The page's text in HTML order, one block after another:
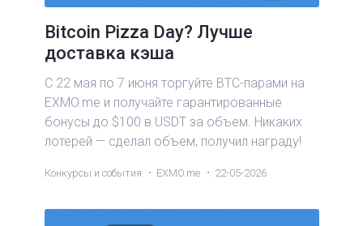
Bitcoin Pizza Day? Лучше
доставка кэша
С 22 мая по 7 июня торгуйте BTC-парами на
EXMO.me и получайте гарантированные
бонусы до $100 в USDT за объем. Никаких
лотерей — сделал объем, получил награду!
Конкурсы и события EXMO.me 22-05-2026